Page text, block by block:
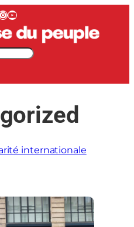
YouTube
internationale